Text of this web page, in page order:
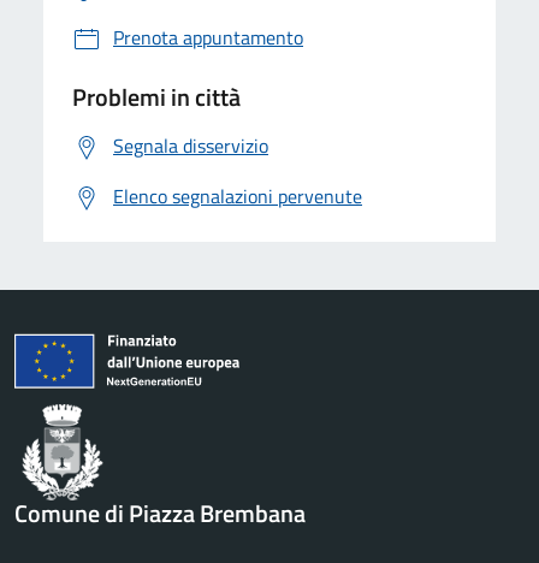
Prenota appuntamento
Problemi in città
Segnala disservizio
Elenco segnalazioni pervenute
Comune di Piazza Brembana